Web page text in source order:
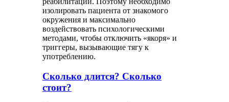
изолировать пациента от знакомого
окружения и максимально
воздействовать психологическими
методами, чтобы отключить «якоря» и
триггеры, вызывающие тягу к
употреблению.
Сколько длится? Сколько
стоит?